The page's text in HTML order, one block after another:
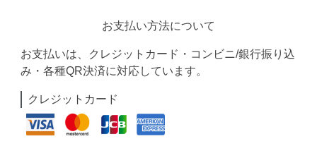
お支払い方法について
お支払いは、クレジットカード・コンビニ/銀行振り込
み・各種QR決済に対応しています。
クレジットカード